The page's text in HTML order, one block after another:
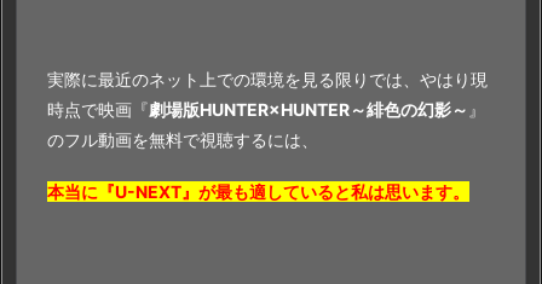
実際に最近のネット上での環境を見る限りでは、やはり現
時点で映画『劇場版HUNTER×HUNTER～緋色の幻影～ 』
のフル動画を無料で視聴するには、
本当に『U-NEXT』が最も適していると私は思います。